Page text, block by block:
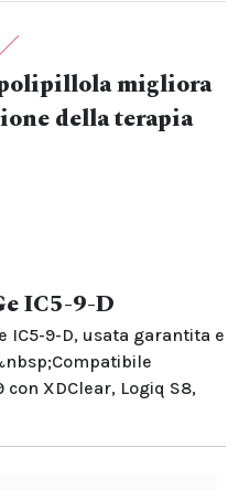
migliora
della terapia
IC5-9-D
IC5-9-D, usata garantita e
XDClear, Logiq S8,